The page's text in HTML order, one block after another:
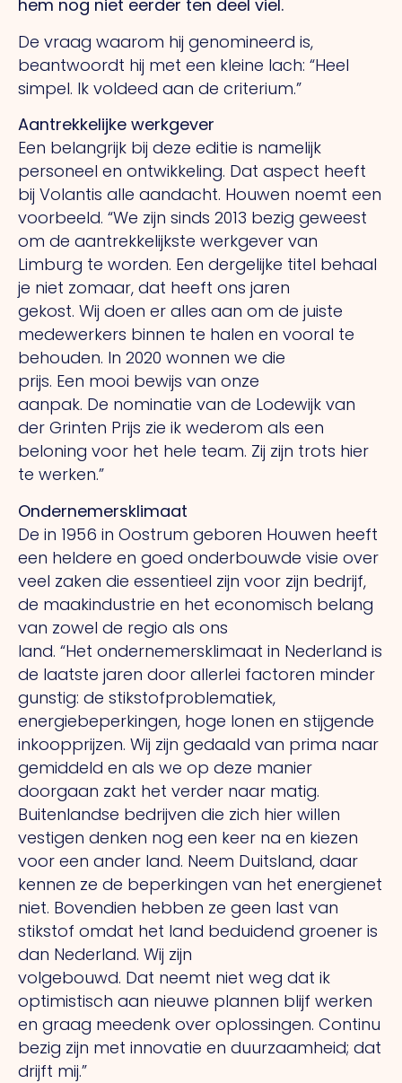
hem nog niet eerder ten deel viel.
De vraag waarom hij genomineerd is,
beantwoordt hij met een kleine lach: “Heel
simpel. Ik voldeed aan de criterium.”
Aantrekkelijke werkgever
Een belangrijk bij deze editie is namelijk
personeel en ontwikkeling. Dat aspect heeft
bij Volantis alle aandacht. Houwen noemt een
voorbeeld. “We zijn sinds 2013 bezig geweest
om de aantrekkelijkste werkgever van
Limburg te worden. Een dergelijke titel behaal
je niet zomaar, dat heeft ons jaren
gekost. Wij doen er alles aan om de juiste
medewerkers binnen te halen en vooral te
behouden. In 2020 wonnen we die
prijs. Een mooi bewijs van onze
aanpak. De nominatie van de Lodewijk van
der Grinten Prijs zie ik wederom als een
beloning voor het hele team. Zij zijn trots hier
te werken.”
Ondernemersklimaat
De in 1956 in Oostrum geboren Houwen heeft
een heldere en goed onderbouwde visie over
veel zaken die essentieel zijn voor zijn bedrijf,
de maakindustrie en het economisch belang
van zowel de regio als ons
land. “Het ondernemersklimaat in Nederland is
de laatste jaren door allerlei factoren minder
gunstig: de stikstofproblematiek,
energiebeperkingen, hoge lonen en stijgende
inkoopprijzen. Wij zijn gedaald van prima naar
gemiddeld en als we op deze manier
doorgaan zakt het verder naar matig.
Buitenlandse bedrijven die zich hier willen
vestigen denken nog een keer na en kiezen
voor een ander land. Neem Duitsland, daar
kennen ze de beperkingen van het energienet
niet. Bovendien hebben ze geen last van
stikstof omdat het land beduidend groener is
dan Nederland. Wij zijn
volgebouwd. Dat neemt niet weg dat ik
optimistisch aan nieuwe plannen blijf werken
en graag meedenk over oplossingen. Continu
bezig zijn met innovatie en duurzaamheid; dat
drijft mij.”